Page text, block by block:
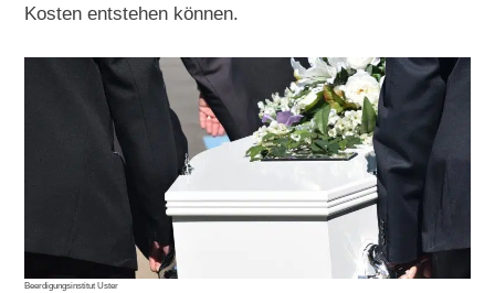
Kosten entstehen können.
Beerdigungsinstitut Uster